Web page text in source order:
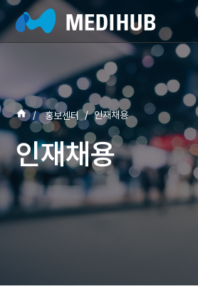
/ 홍보센터 / 인재채용
인재채용